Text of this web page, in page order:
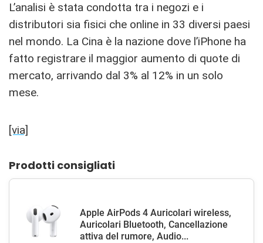
L’analisi è stata condotta tra i negozi e i
distributori sia fisici che online in 33 diversi paesi
nel mondo. La Cina è la nazione dove l’iPhone ha
fatto registrare il maggior aumento di quote di
mercato, arrivando dal 3% al 12% in un solo
mese.
[via]
Prodotti consigliati
Apple AirPods 4 Auricolari wireless,
Auricolari Bluetooth, Cancellazione
attiva del rumore, Audio...